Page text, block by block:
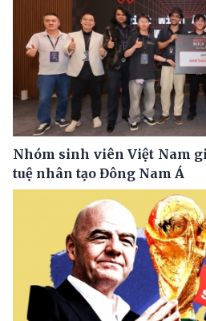
Nhóm sinh viên Việt Nam
tuệ nhân tạo Đông Nam Á